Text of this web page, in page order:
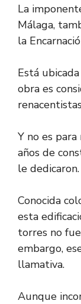
La
Málaga,
la
Está
obra es
Y no es
años de
le dedicaron.
Conocida
esta
torres no
embargo,
llamativa.
Aunque